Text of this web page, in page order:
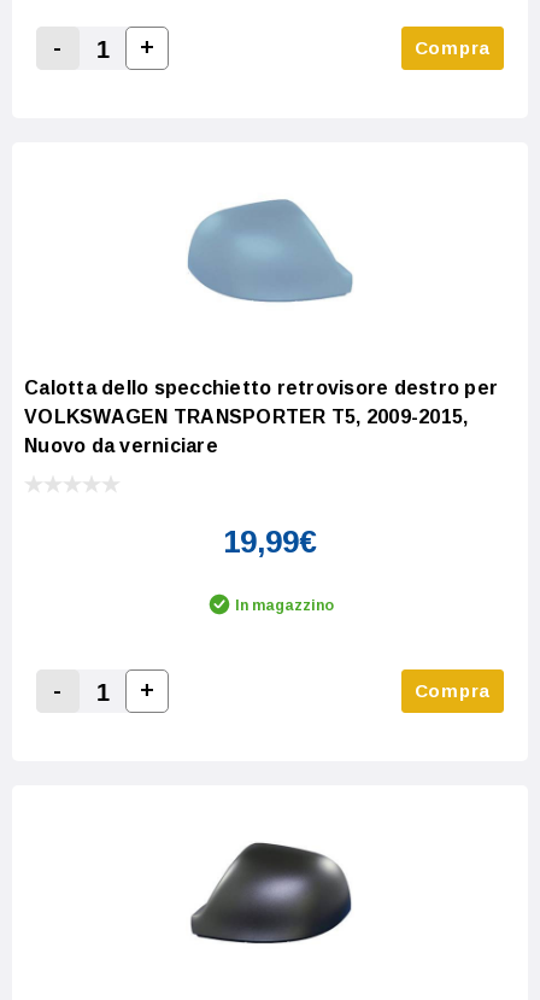
Decrease Quantity:
-
Increase Quantity:
+ Compra
Calotta dello specchietto retrovisore destro per
VOLKSWAGEN TRANSPORTER T5, 2009-2015,
Nuovo da verniciare
19,99€
In magazzino
Decrease Quantity:
-
Increase Quantity:
+ Compra